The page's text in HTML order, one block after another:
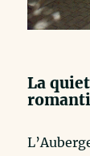
La